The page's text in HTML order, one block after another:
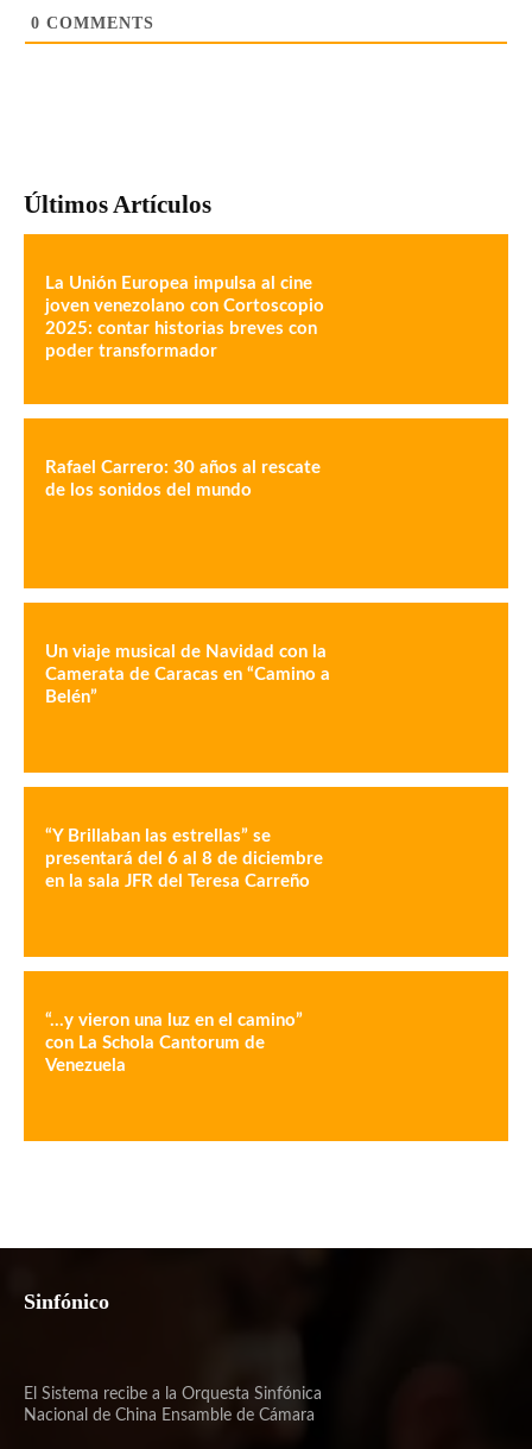
0 COMMENTS
Últimos Artículos
La Unión Europea impulsa al cine
joven venezolano con Cortoscopio
2025: contar historias breves con
poder transformador
Rafael Carrero: 30 años al rescate
de los sonidos del mundo
Un viaje musical de Navidad con la
Camerata de Caracas en “Camino a
Belén”
“Y Brillaban las estrellas” se
presentará del 6 al 8 de diciembre
en la sala JFR del Teresa Carreño
“…y vieron una luz en el camino”
con La Schola Cantorum de
Venezuela
Sinfónico
El Sistema recibe a la Orquesta Sinfónica
Nacional de China Ensamble de Cámara